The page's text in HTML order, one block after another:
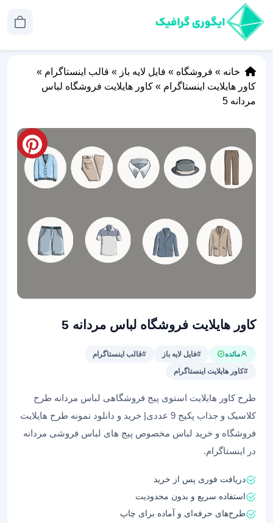
خانه » فروشگاه » فایل لایه باز » قالب اینستاگرام »
کاور هایلایت اینستاگرام » کاور هایلایت فروشگاه لباس
مردانه 5
کاور هایلایت فروشگاه لباس مردانه 5
مائده #فایل لایه باز
#قالب اینستاگرام
#کاور هایلایت اینستاگرام
طرح کاور هایلایت استوی پیج فروشگاهی لباس مردانه طرح
کلاسیک و جذاب پکیج 9 عددی| خرید و دانلود نمونه طرح هایلایت
فروشگاه و خرید لباس مخصوص پیج های لباس فروشی مردانه
در اینستاگرام.
دریافت فوری پس از خرید
استفاده سریع و بدون محدودیت
طرح‌های حرفه‌ای و آماده برای چاپ